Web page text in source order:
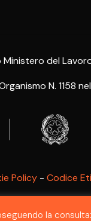
del
N. 1158
Policy- Codice
la